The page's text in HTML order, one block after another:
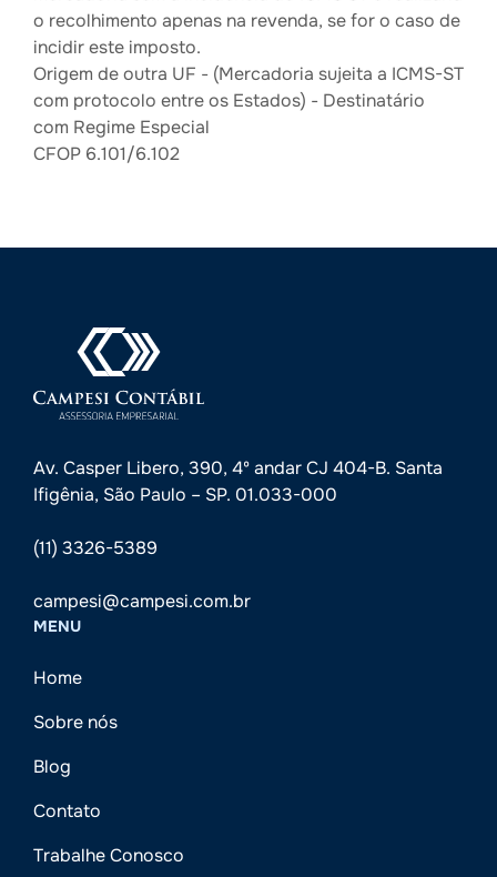
o recolhimento apenas na revenda, se for o caso de
incidir este imposto.
Origem de outra UF - (Mercadoria sujeita a ICMS-ST
com protocolo entre os Estados) - Destinatário
com Regime Especial
CFOP 6.101/6.102
Av. Casper Libero, 390, 4º andar CJ 404-B. Santa
Ifigênia, São Paulo – SP. 01.033-000
(11) 3326-5389
campesi@campesi.com.br
MENU
Home
Sobre nós
Blog
Contato
Trabalhe Conosco